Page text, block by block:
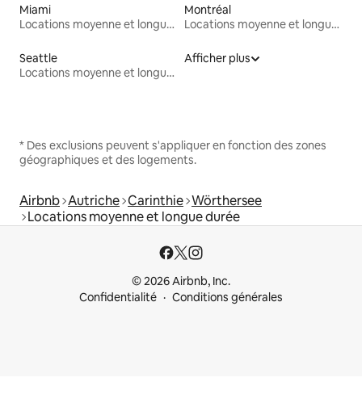
Miami
Locations moyenne et longue durée
Montréal
Locations moyenne et longue durée
Seattle
Locations moyenne et longue durée
Afficher plus
* Des exclusions peuvent s'appliquer en fonction des zones
géographiques et des logements.
Airbnb Autriche Carinthie Wörthersee
Locations moyenne et longue durée
© 2026 Airbnb, Inc.
Confidentialité
Conditions générales